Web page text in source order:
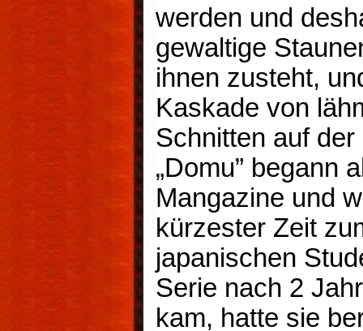
werden und
gewaltige
ihnen zusteht,
Kaskade von
Schnitten auf
„Domu” begann
Mangazine und
kürzester Zeit
japanischen
Serie nach 2
kam, hatte sie